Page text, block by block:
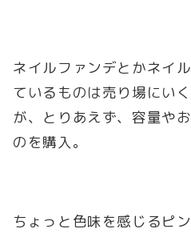
ネイルファンデとかネイ
ているものは売り場にい
が、とりあえず、容量や
のを購入。
ちょっと色味を感じるピン